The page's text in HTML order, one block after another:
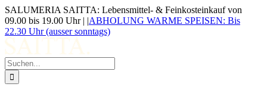
Zum
Inhalt
springen
SALUMERIA SAITTA: Lebensmittel- & Feinkosteinkauf von
09.00 bis 19.00 Uhr | |ABHOLUNG WARME SPEISEN: Bis
22.30 Uhr (ausser sonntags)
Suche
nach: